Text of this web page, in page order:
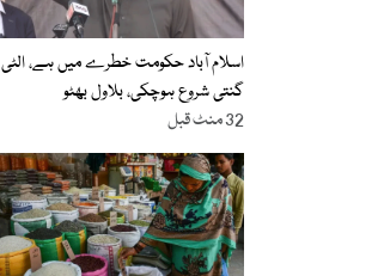
اسلام آباد حکومت خطرے میں ہے، الٹی
گنتی شروع ہوچکی، بلاول بھٹو
32 منٹ قبل